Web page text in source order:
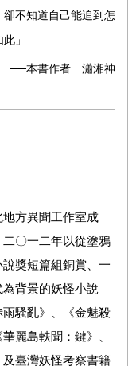
不知道自己能追到怎
」
──本書作者 瀟湘神
方異聞工作室成
〇一二年以從塗鴉
獎短篇組銅賞、一
背景的妖怪小說
雨騷亂》、《金魅殺
麗島軼聞：鍵》、
及臺灣妖怪考察書籍